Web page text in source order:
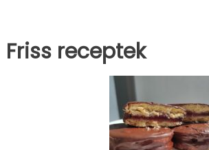
Friss receptek